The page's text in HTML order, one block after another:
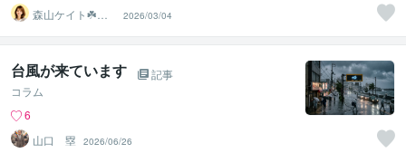
森山ケイト☘️あ
なただけの隠れ
家
2026/03/04
台風が来ています
記事
コラム
6
山口 塁
2026/06/26